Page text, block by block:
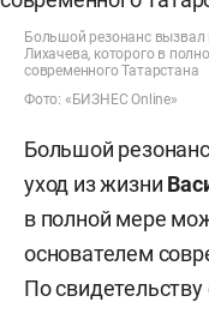
Большой резонанс вызвал
Лихачева, которого в
современного Татарстана
Фото: «БИЗНЕС Online»
Большой
уход из жизни
в полной мере
основателем
По